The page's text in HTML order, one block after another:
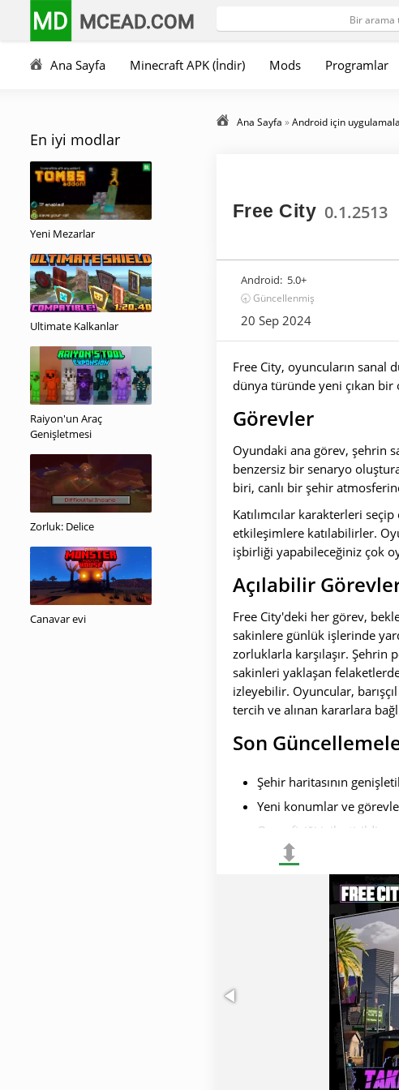
MD MCEAD.COM
Ana Sayfa Minecraft APK (İndir) Mods Programlar
En iyi modlar
Yeni Mezarlar
Ultimate Kalkanlar
Raiyon'un Araç
Genişletmesi
Zorluk: Delice
Canavar evi
Ana Sayfa »Android için
Free City 0.1.2513
Android: 5.0+
🕣 Güncellenmiş
20 Sep 2024
Free City, oyuncuların sanal
dünya türünde yeni çıkan bir
Görevler
Oyundaki ana görev, şehrin
benzersiz bir senaryo
biri, canlı bir şehir
Katılımcılar karakterleri
etkileşimlere katılabilirler.
işbirliği yapabileceğiniz çok
Açılabilir
Free City'deki her görev,
sakinlere günlük işlerinde
zorluklarla karşılaşır. Şehrin
sakinleri yaklaşan
izleyebilir. Oyuncular,
tercih ve alınan kararlara
Son
Şehir haritasının
Yeni konumlar ve
Oyun fiziği iyileştirildi ve
⬍